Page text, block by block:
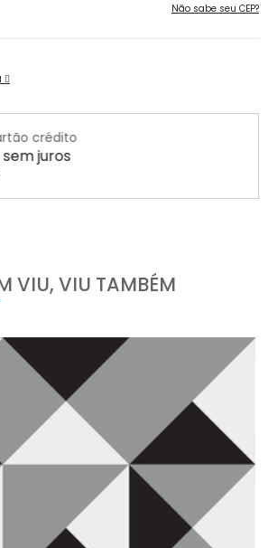
Não sabe seu CEP?
sem juros
VIU, VIU TAMBÉM